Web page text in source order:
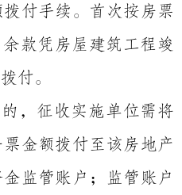
付手续。首次按房票
款凭房屋建筑工程竣
付。
，征收实施单位需将
金额拨付至该房地产
监管账户；监管账户